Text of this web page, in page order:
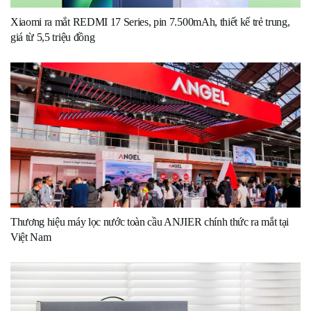
Xiaomi ra mắt REDMI 17 Series, pin 7.500mAh, thiết kế trẻ trung,
giá từ 5,5 triệu đồng
Thương hiệu máy lọc nước toàn cầu ANJIER chính thức ra mắt tại
Việt Nam